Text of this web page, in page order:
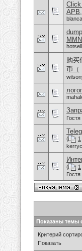
Click
购买
币（
Гостя
( 1
( 1
Гостя
Показаны темы
Критерий
Показать